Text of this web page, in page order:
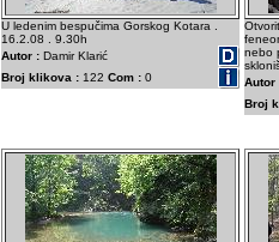
U ledenim bespučima Gorskog Kotara .
16.2.08 . 9.30h
Autor : Damir Klarić
Broj klikova : 122 Com : 0
nebo
Autor
Broj